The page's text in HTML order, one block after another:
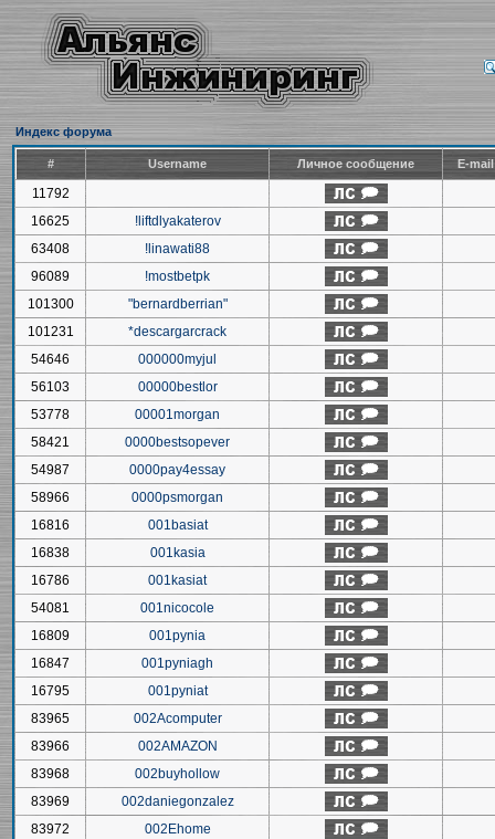
Индекс форума
# Username Личное сообщение E-
11792
16625
!liftdlyakaterov
63408
!linawati88
96089
!mostbetpk
101300
"bernardberrian"
101231
*descargarcrack
54646
000000myjul
56103
00000bestlor
53778
00001morgan
58421
0000bestsopever
54987
0000pay4essay
58966
0000psmorgan
16816
001basiat
16838
001kasia
16786
001kasiat
54081
001nicocole
16809
001pynia
16847
001pyniagh
16795
001pyniat
83965
002Acomputer
83966
002AMAZON
83968
002buyhollow
83969
002daniegonzalez
83972
002Ehome